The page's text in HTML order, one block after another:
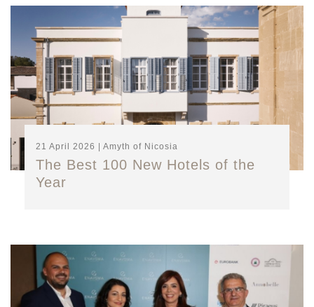
21 April 2026 | Amyth of Nicosia
The Best 100 New Hotels of the
Year